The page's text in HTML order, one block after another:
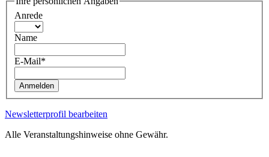
Anrede
Name
E-Mail*
Anmelden
Newsletterprofil bearbeiten
Alle Veranstaltungshinweise ohne Gewähr.